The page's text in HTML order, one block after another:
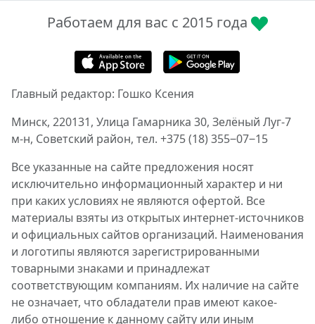
Работаем для вас с 2015 года
Главный редактор: Гошко Ксения
Минск, 220131, Улица Гамарника 30, Зелёный Луг-7
м-н, Советский район, тел. +375 (18) 355‒07‒15
Все указанные на сайте предложения носят
исключительно информационный характер и ни
при каких условиях не являются офертой. Все
материалы взяты из открытых интернет-источников
и официальных сайтов организаций. Наименования
и логотипы являются зарегистрированными
товарными знаками и принадлежат
соответствующим компаниям. Их наличие на сайте
не означает, что обладатели прав имеют какое-
либо отношение к данному сайту или иным